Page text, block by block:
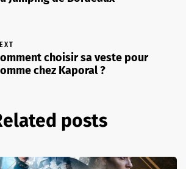
choisir sa veste pour
chez Kaporal ?
posts